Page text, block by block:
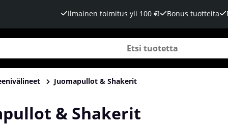
Ilmainen toimitus yli 100 €! Bonus tuotteita
Juomapullot & Shakerit
& Shakerit